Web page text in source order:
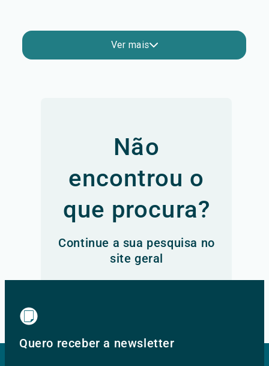
Ver mais
Não
encontrou o
que procura?
Continue a sua pesquisa no
site geral
Quero receber a newsletter